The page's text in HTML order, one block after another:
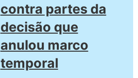
contra partes da
decisão que
anulou marco
temporal